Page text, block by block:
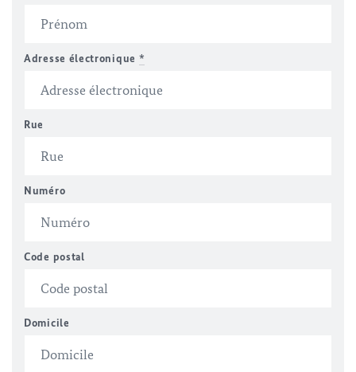
Adresse électronique *
Rue
Numéro
Code postal
Domicile